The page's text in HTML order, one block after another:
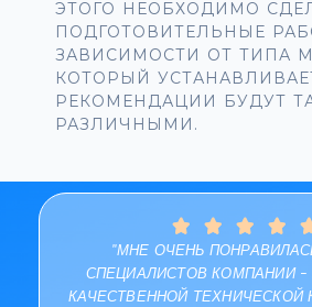
ЭТОГО НЕОБХОДИМО
ПОДГОТОВИТЕЛЬНЫЕ
ЗАВИСИМОСТИ ОТ ТИПА
КОТОРЫЙ
РЕКОМЕНДАЦИИ БУДУТ
РАЗЛИЧНЫМИ.
   
"МНЕ ОЧЕНЬ
СПЕЦИАЛИСТОВ КОМПАНИИ –
КАЧЕСТВЕННОЙ ТЕХНИЧЕСКОЙ